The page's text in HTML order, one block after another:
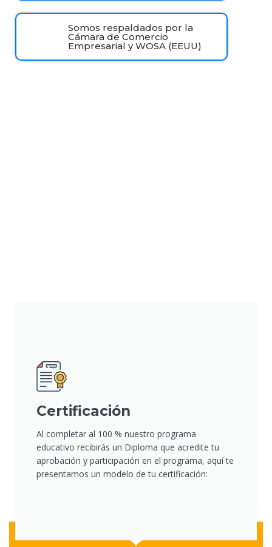
Somos respaldados por la
Cámara de Comercio
Empresarial y WOSA (EEUU)
Certificación
Al completar al 100 % nuestro programa
educativo recibirás un Diploma que acredite tu
aprobación y participación en el programa, aquí te
presentamos un modelo de tu certificación: